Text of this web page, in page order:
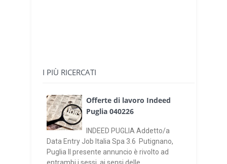
I PIÙ RICERCATI
Offerte di lavoro Indeed
Puglia 040226
INDEED PUGLIA Addetto/a
Data Entry Job Italia Spa 3.6 Putignano,
Puglia Il presente annuncio è rivolto ad